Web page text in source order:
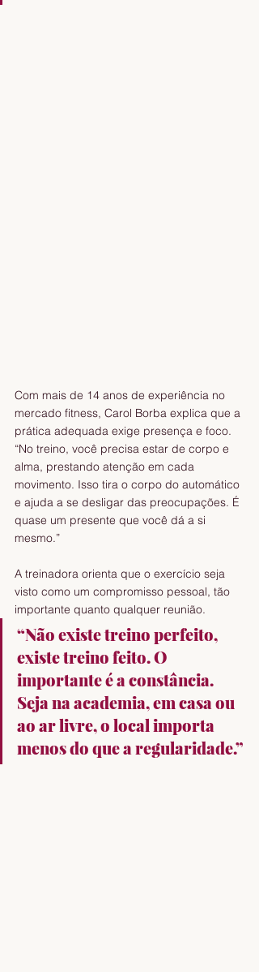
Com mais de 14 anos de experiência no
mercado fitness, Carol Borba explica que a
prática adequada exige presença e foco.
“No treino, você precisa estar de corpo e
alma, prestando atenção em cada
movimento. Isso tira o corpo do automático
e ajuda a se desligar das preocupações. É
quase um presente que você dá a si
mesmo.”
A treinadora orienta que o exercício seja
visto como um compromisso pessoal, tão
importante quanto qualquer reunião.
“Não existe treino perfeito,
existe treino feito. O
importante é a constância.
Seja na academia, em casa ou
ao ar livre, o local importa
menos do que a regularidade.”